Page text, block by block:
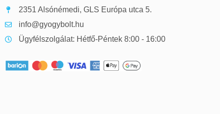
2351 Alsónémedi, GLS Európa utca 5.
info@gyogybolt.hu
Ügyfélszolgálat: Hétfő-Péntek 8:00 - 16:00